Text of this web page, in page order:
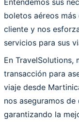
boletos aéreos
cliente y nos
servicios para sus
En TravelSolutions,
transacción para
viaje desde
nos aseguramos
garantizando la